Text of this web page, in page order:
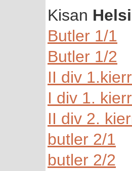
Kisan
Butler 1/1
Butler 1/2
II div
I div 1.
II div 2.
butler 2/1
butler 2/2